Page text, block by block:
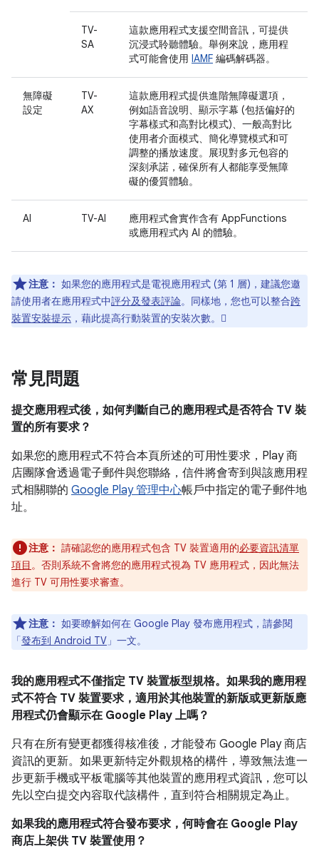
TV-
SA
這款應用程式支援空間音訊，可提供
沉浸式聆聽體驗。舉例來說，應用程
式可能會使用 IAMF 編碼解碼器。
無障礙
設定
TV-
AX
這款應用程式提供進階無障礙選項，
例如語音說明、顯示字幕 (包括偏好的
字幕樣式和高對比模式)、一般高對比
使用者介面模式、簡化導覽模式和可
調整的播放速度。展現對多元包容的
深刻承諾，確保所有人都能享受無障
礙的優質體驗。
AI TV-AI
應用程式會實作含有 AppFunctions
或應用程式內 AI 的體驗。
注意： 如果您的應用程式是電視應用程式 (第 1 層)，建議您邀
請使用者在應用程式中評分及發表評論。同樣地，您也可以整合跨
裝置安裝提示 ，藉此提高行動裝置的安裝次數。
常見問題
提交應用程式後，如何判斷自己的應用程式是否符合 TV 裝
置的所有要求？
如果您的應用程式不符合本頁所述的可用性要求，Play 商
店團隊會透過電子郵件與您聯絡，信件將會寄到與該應用程
式相關聯的 Google Play 管理中心帳戶中指定的電子郵件地
址。
注意： 請確認您的應用程式包含 TV 裝置適用的必要資訊清單
項目。否則系統不會將您的應用程式視為 TV 應用程式，因此無法
進行 TV 可用性要求審查。
注意： 如要瞭解如何在 Google Play 發布應用程式，請參閱
「發布到 Android TV 」一文。
我的應用程式不僅指定 TV 裝置板型規格。如果我的應用程
式不符合 TV 裝置要求，適用於其他裝置的新版或更新版應
用程式仍會顯示在 Google Play 上嗎？
只有在所有變更都獲得核准後，才能發布 Google Play 商店
資訊的更新。如果更新特定外觀規格的構件，導致無法進一
步更新手機或平板電腦等其他裝置的應用程式資訊，您可以
先以空白提交內容取代該構件，直到符合相關規定為止。
如果我的應用程式符合發布要求，何時會在 Google Play
商店上架供 TV 裝置使用？